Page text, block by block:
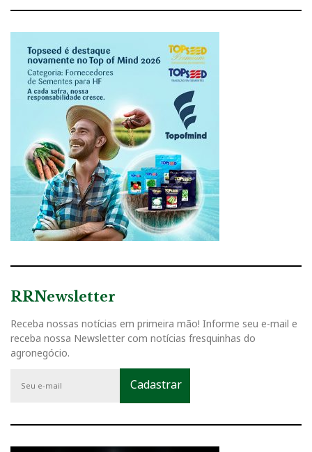
RRNewsletter
Receba nossas notícias em primeira mão! Informe seu e-mail e
receba nossa Newsletter com notícias fresquinhas do
agronegócio.